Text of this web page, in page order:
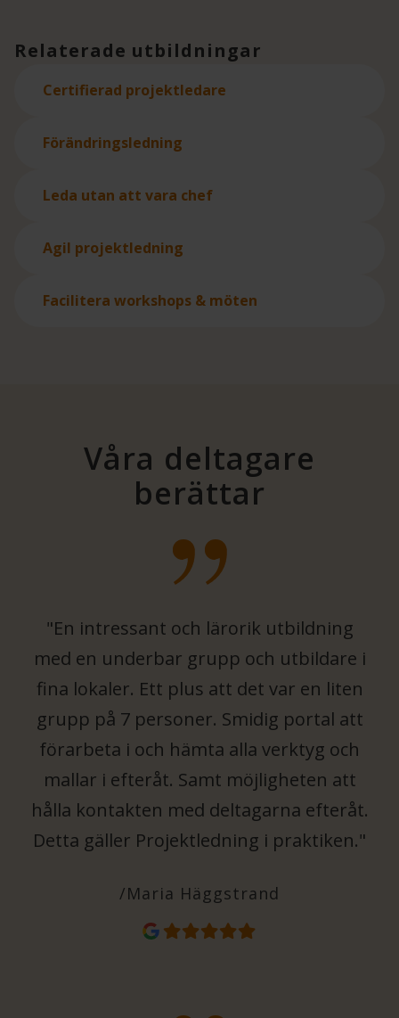
Relaterade utbildningar
Certifierad projektledare
Förändringsledning
Leda utan att vara chef
Agil projektledning
Facilitera workshops & möten
Våra deltagare
berättar
"En intressant och lärorik utbildning
med en underbar grupp och utbildare i
fina lokaler. Ett plus att det var en liten
grupp på 7 personer. Smidig portal att
förarbeta i och hämta alla verktyg och
mallar i efteråt. Samt möjligheten att
hålla kontakten med deltagarna efteråt.
Detta gäller Projektledning i praktiken."
/Maria Häggstrand